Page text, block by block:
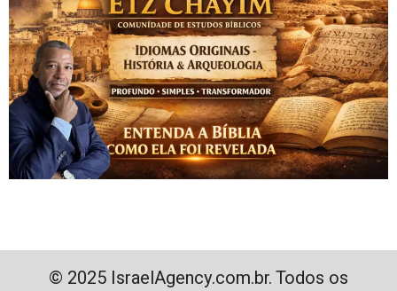
© 2025 IsraelAgency.com.br. Todos os